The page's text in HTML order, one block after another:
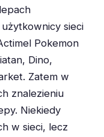
sieci
Pokemon
Dino,
Zatem w
znalezieniu
Niekiedy
w sieci, lecz